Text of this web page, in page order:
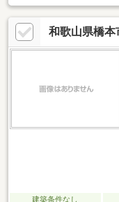
和歌山県橋本
建築条件なし